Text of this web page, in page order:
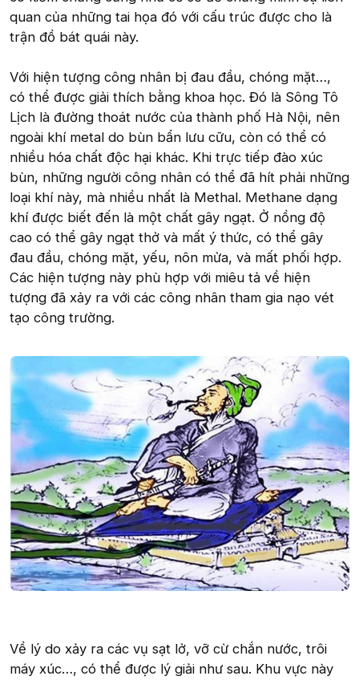
quan của những tai họa đó với cấu trúc được cho là
trận đồ bát quái này.
Với hiện tượng công nhân bị đau đầu, chóng mặt…,
có thể được giải thích bằng khoa học. Đó là Sông Tô
Lịch là đường thoát nước của thành phố Hà Nội, nên
ngoài khí metal do bùn bẩn lưu cữu, còn có thể có
nhiều hóa chất độc hại khác. Khi trực tiếp đào xúc
bùn, những người công nhân có thể đã hít phải những
loại khí này, mà nhiều nhất là Methal. Methane dạng
khí được biết đến là một chất gây ngạt. Ở nồng độ
cao có thể gây ngạt thở và mất ý thức, có thể gây
đau đầu, chóng mặt, yếu, nôn mửa, và mất phối hợp.
Các hiện tượng này phù hợp với miêu tả về hiện
tượng đã xảy ra với các công nhân tham gia nạo vét
tạo công trường.
Về lý do xảy ra các vụ sạt lở, vỡ cừ chắn nước, trôi
máy xúc…, có thể được lý giải như sau. Khu vực này